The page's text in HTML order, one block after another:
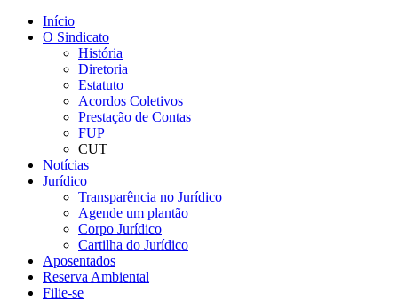
Início
O Sindicato
História
Diretoria
Estatuto
Acordos Coletivos
Prestação de Contas
FUP
CUT
Notícias
Jurídico
Transparência no Jurídico
Agende um plantão
Corpo Jurídico
Cartilha do Jurídico
Aposentados
Reserva Ambiental
Filie-se